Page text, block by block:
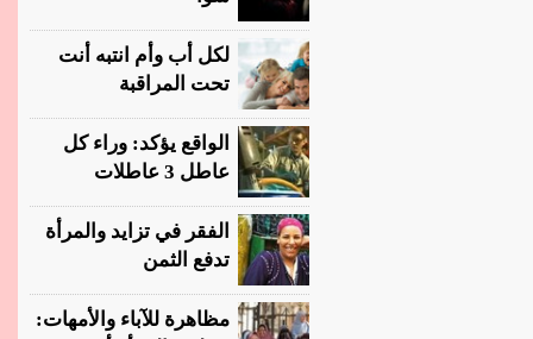
لكل أب وأم انتبه أنت
تحت المراقبة
الواقع يؤكد: وراء كل
عاطل 3 عاطلات
الفقر في تزايد والمرأة
تدفع الثمن
مظاهرة للآباء والأمهات: